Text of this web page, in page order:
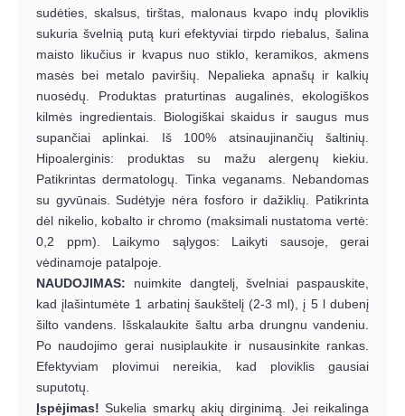
sudėties, skalsus, tirštas, malonaus kvapo indų ploviklis
sukuria švelnią putą kuri efektyviai tirpdo riebalus, šalina
maisto likučius ir kvapus nuo stiklo, keramikos, akmens
masės bei metalo paviršių. Nepalieka apnašų ir kalkių
nuosėdų. Produktas praturtinas augalinės, ekologiškos
kilmės ingredientais. Biologiškai skaidus ir saugus mus
supančiai aplinkai. Iš 100% atsinaujinančių šaltinių.
Hipoalerginis: produktas su mažu alergenų kiekiu.
Patikrintas dermatologų. Tinka veganams. Nebandomas
su gyvūnais. Sudėtyje nėra fosforo ir dažiklių. Patikrinta
dėl nikelio, kobalto ir chromo (maksimali nustatoma vertė:
0,2 ppm). Laikymo sąlygos: Laikyti sausoje, gerai
vėdinamoje patalpoje.
NAUDOJIMAS: nuimkite dangtelį, švelniai paspauskite,
kad įlašintumėte 1 arbatinį šaukštelį (2-3 ml), į 5 l dubenį
šilto vandens. Išskalaukite šaltu arba drungnu vandeniu.
Po naudojimo gerai nusiplaukite ir nusausinkite rankas.
Efektyviam plovimui nereikia, kad ploviklis gausiai
suputotų.
Įspėjimas!Sukelia smarkų akių dirginimą. Jei reikalinga